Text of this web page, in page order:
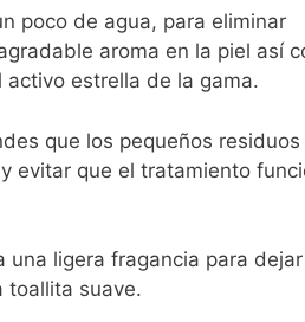
poco de agua, para eliminar
aroma en la piel así
estrella de la gama.
que los pequeños residuos
evitar que el tratamiento
una ligera fragancia para
toallita suave.